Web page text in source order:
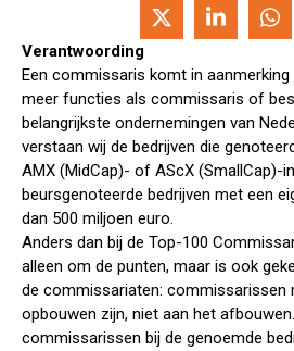
Verantwoording
Een commissaris komt in
meer functies als commissaris of
belangrijkste ondernemingen van
verstaan wij de bedrijven die
AMX (MidCap)- of AScX (SmallCap)-
beursgenoteerde bedrijven met een
dan 500 miljoen euro.
Anders dan bij de Top-100
alleen om de punten, maar is ook
de commissariaten: commissarissen
opbouwen zijn, niet aan het
commissarissen bij de genoemde